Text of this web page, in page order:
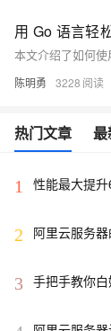
用 Go 语言轻
陈明勇 3228
热门文章 最
1
性能最大提
2 阿里云服务
3 手把手教你